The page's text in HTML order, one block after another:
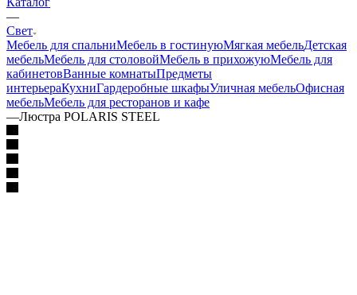
—
Свет
Мебель для спальниМебель в гостинуюМягкая мебельДетская
мебельМебель для столовойМебель в прихожуюМебель для
кабинетовВанные комнатыПредметы
интерьераКухниГардеробные шкафыУличная мебельОфисная
мебельМебель для ресторанов и кафе
—Люстра POLARIS STEEL